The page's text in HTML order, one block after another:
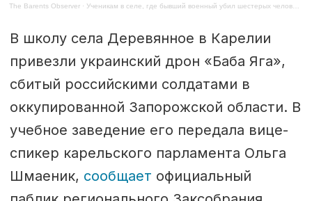
The Barents Observer · Ученикам в селе, где бывший военный убил шестерых человек, подарили трофейный дрон
В школу села Деревянное в Карелии
привезли украинский дрон «Баба Яга»,
сбитый российскими солдатами в
оккупированной Запорожской области. В
учебное заведение его передала вице-
спикер карельского парламента Ольга
Шмаеник, сообщает официальный